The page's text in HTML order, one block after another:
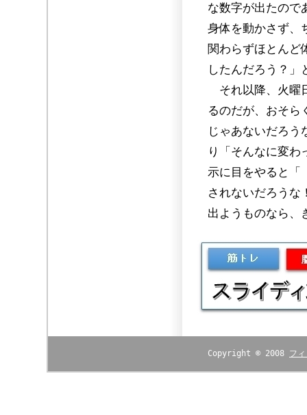
な数字が出たので
身体を動かさず、
関わらずほとんど
したんだろう？」
それ以降、火曜
るのだが、おそら
じゃあないだろう
り「そんなに変わ
示に目をやると「
されないだろうな
出ようものなら、
Copyright © 2008 フ